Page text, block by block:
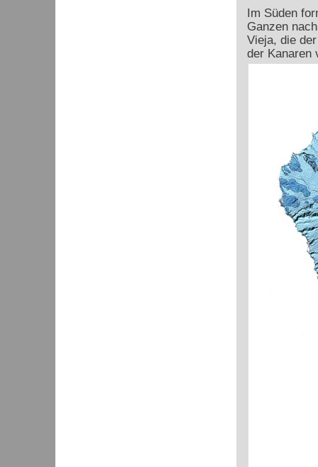
Im Süden
Ganzen
Vieja, die
der Kanaren